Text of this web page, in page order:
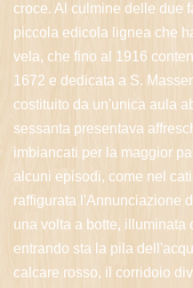
croce. Al culmine delle due
piccola edicola lignea che
vela, che fino al 1916
1672 e dedicata a S.
costituito da un'unica aula
sessanta presentava
imbiancati per la maggior
alcuni episodi, come nel
raffigurata l'Annunciazione
una volta a botte, illuminata
entrando sta la pila
calcare rosso, il corridoio